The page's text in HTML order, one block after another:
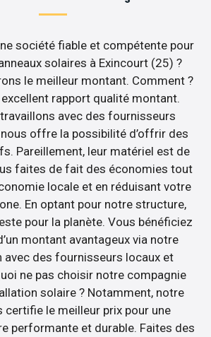
société fiable et compétente pour
solaires à Exincourt (25) ?
le meilleur montant. Comment ?
rapport qualité montant.
avec des fournisseurs
offre la possibilité d’offrir des
Pareillement, leur matériel est de
faites de fait des économies tout
locale et en réduisant votre
En optant pour notre structure,
pour la planète. Vous bénéficiez
montant avantageux via notre
avec des fournisseurs locaux et
ne pas choisir notre compagnie
solaire ? Notamment, notre
certifie le meilleur prix pour une
performante et durable. Faites des